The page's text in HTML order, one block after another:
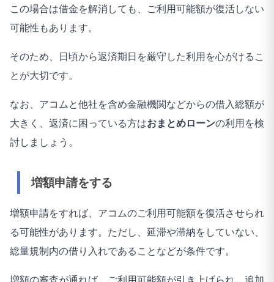
この場合は借金を解消しても、ご利用可能額が復活しない
可能性もあります。
そのため、日頃から返済期日を厳守した利用を心がけるこ
とが大切です。
なお、アコムと他社を含め金融機関などからの借入総額が
大きく、返済に困っている方はおまとめローンの利用を検
討しましょう。
増額申請をする
増額申請をすれば、アコムのご利用可能額を復活させられ
る可能性があります。ただし、延滞や滞納をしていない、
総量規制内の借り入れであることなどが条件です。